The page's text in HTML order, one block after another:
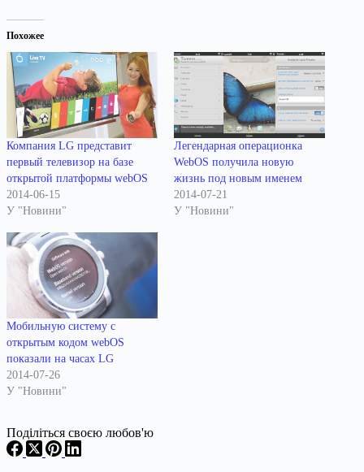
Похожее
Компания LG представит
первый телевизор на базе
открытой платформы webOS
2014-06-15
У "Новини"
Легендарная операционка
WebOS получила новую
жизнь под новым именем
2014-07-21
У "Новини"
Мобильную систему с
открытым кодом webOS
показали на часах LG
2014-07-26
У "Новини"
Поділіться своєю любов'ю